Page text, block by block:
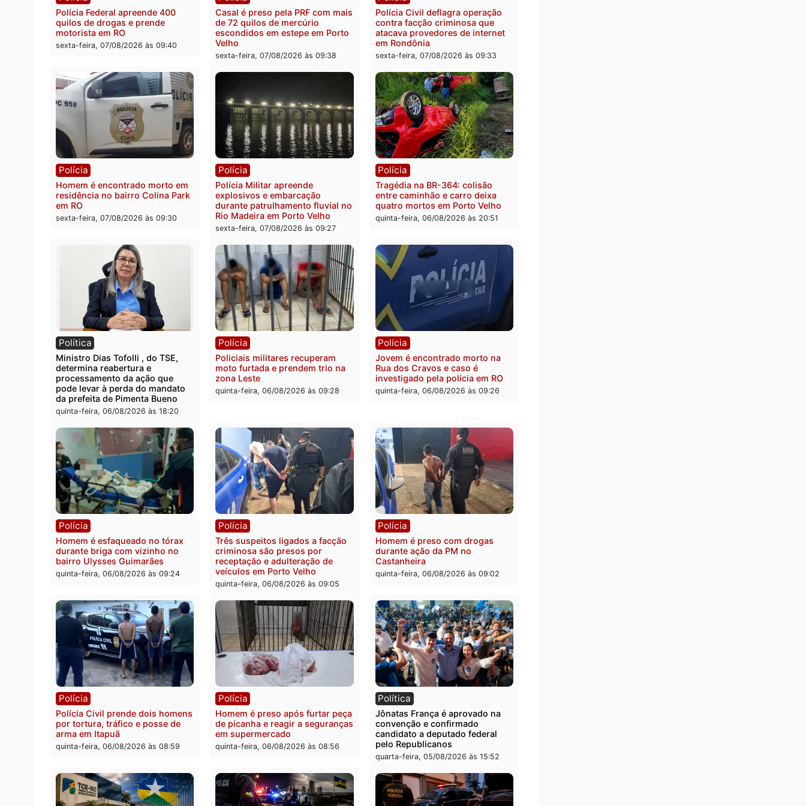
Você também vai querer ler...
Polícia
Polícia Federal apreende 400
quilos de drogas e prende
motorista em RO
sexta-feira, 07/08/2026 às 09:40
Polícia
Casal é preso pela PRF com mais
de 72 quilos de mercúrio
escondidos em estepe em Porto
Velho
sexta-feira, 07/08/2026 às 09:38
Polícia
atacava provedores de internet
em Rondônia
sexta-feira, 07/08/2026 às 09:33
Polícia
Homem é encontrado morto em
residência no bairro Colina Park
em RO
sexta-feira, 07/08/2026 às 09:30
Polícia
Polícia Militar apreende
explosivos e embarcação
durante patrulhamento fluvial no
Rio Madeira em Porto Velho
Tragédia na BR-364: colisão
entre caminhão e carro deixa
quatro mortos em Porto Velho
quinta-feira, 06/08/2026 às 20:51
Política
Ministro Dias Tofolli , do TSE,
determina reabertura e
processamento da ação que
pode levar à perda do mandato
quinta-feira, 06/08/2026 às 18:20
Polícia
Policiais militares recuperam
moto furtada e prendem trio na
zona Leste
quinta-feira, 06/08/2026 às 09:28
Jovem é encontrado morto na
Rua dos Cravos e caso é
investigado pela polícia em RO
Polícia
Homem é esfaqueado no tórax
bairro Ulysses Guimarães
quinta-feira, 06/08/2026 às 09:24
Polícia
Três suspeitos ligados a facção
receptação e adulteração de
veículos em Porto Velho
quinta-feira, 06/08/2026 às 09:05
Polícia
Homem é preso com drogas
durante ação da PM no
Castanheira
quinta-feira, 06/08/2026 às 09:02